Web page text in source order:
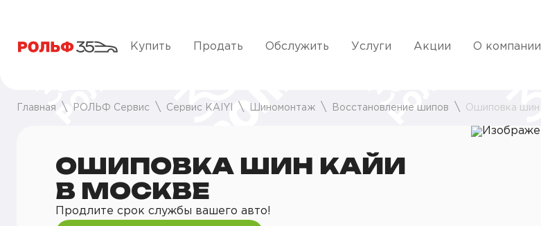
Купить Продать Обслужить Услуги Акции О компании
Главная РОЛЬФ Сервис Сервис KAIYI Шиномонтаж Восстановление шипов Ошиповка шин
ОШИПОВКА ШИН КАЙИ
В МОСКВЕ
Продлите срок службы вашего авто!